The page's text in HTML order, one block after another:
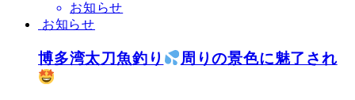
お知らせ
お知らせ
博多湾太刀魚釣り 周りの景色に魅了され